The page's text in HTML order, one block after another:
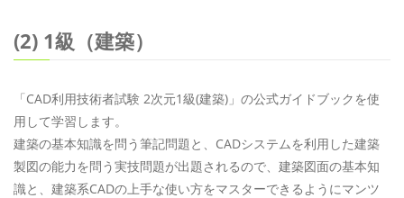
(2) 1級（建築）
「CAD利用技術者試験 2次元1級(建築)」の公式ガイドブックを使
用して学習します。
建築の基本知識を問う筆記問題と、CADシステムを利用した建築
製図の能力を問う実技問題が出題されるので、建築図面の基本知
識と、建築系CADの上手な使い方をマスターできるようにマンツ